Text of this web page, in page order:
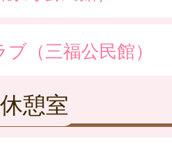
（三福公民館）
憩室